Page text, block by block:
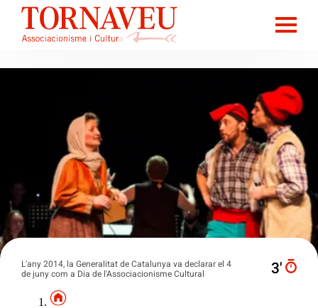
L'any 2014, la Generalitat de Catalunya va declarar el 4
de juny com a Dia de l'Associacionisme Cultural
3′